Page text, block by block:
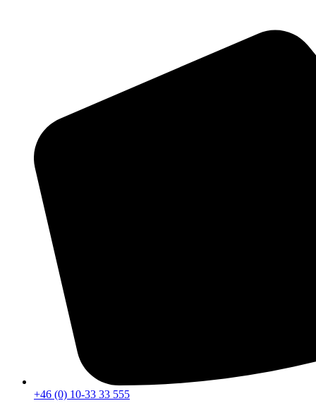
+46 (0) 10-33 33 555